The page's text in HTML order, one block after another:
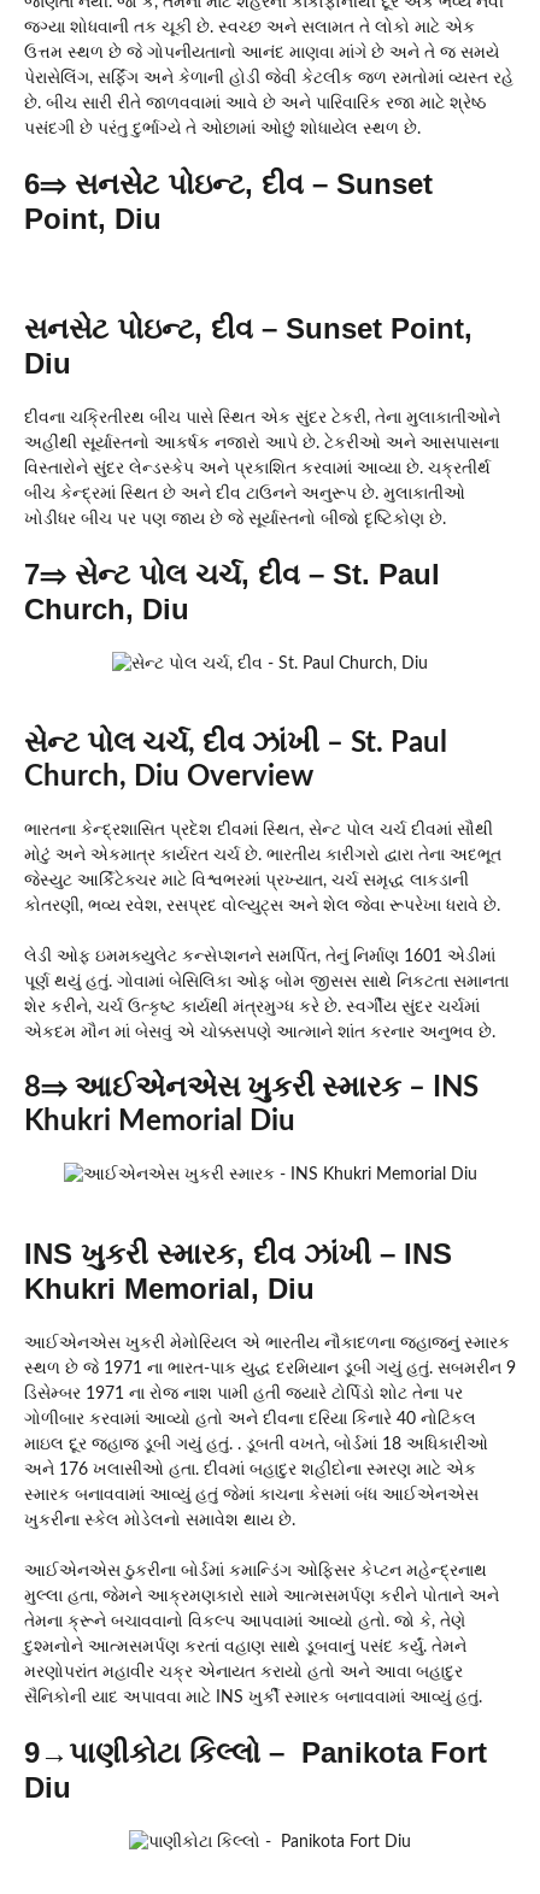
જગ્યા શોધવાની તક ચૂકી છે. સ્વચ્છ અને સલામત તે લોકો માટે એક
ઉત્તમ સ્થળ છે જે ગોપનીયતાનો આનંદ માણવા માંગે છે અને તે જ સમયે
પેરાસેલિંગ, સર્ફિંગ અને કેળાની હોડી જેવી કેટલીક જળ રમતોમાં વ્યસ્ત રહે
છે. બીચ સારી રીતે જાળવવામાં આવે છે અને પારિવારિક રજા માટે શ્રેષ્ઠ
પસંદગી છે પરંતુ દુર્ભાગ્યે તે ઓછામાં ઓછું શોધાયેલ સ્થળ છે.
6⇒ સનસેટ પોઇન્ટ, દીવ – Sunset
Point, Diu
સનસેટ પોઇન્ટ, દીવ – Sunset Point,
Diu
દીવના ચક્રિતીરથ બીચ પાસે સ્થિત એક સુંદર ટેકરી, તેના મુલાકાતીઓને
અહીંથી સૂર્યાસ્તનો આકર્ષક નજારો આપે છે. ટેકરીઓ અને આસપાસના
વિસ્તારોને સુંદર લેન્ડસ્કેપ અને પ્રકાશિત કરવામાં આવ્યા છે. ચક્રતીર્થ
બીચ કેન્દ્રમાં સ્થિત છે અને દીવ ટાઉનને અનુરૂપ છે. મુલાકાતીઓ
ખોડીધર બીચ પર પણ જાય છે જે સૂર્યાસ્તનો બીજો દૃષ્ટિકોણ છે.
7⇒ સેન્ટ પોલ ચર્ચ, દીવ – St. Paul
Church, Diu
સેન્ટ પોલ ચર્ચ, દીવ ઝાંખી – St. Paul
Church, Diu Overview
ભારતના કેન્દ્રશાસિત પ્રદેશ દીવમાં સ્થિત, સેન્ટ પોલ ચર્ચ દીવમાં સૌથી
મોટું અને એકમાત્ર કાર્યરત ચર્ચ છે. ભારતીય કારીગરો દ્વારા તેના અદભૂત
જેસ્યુટ આર્કિટેક્ચર માટે વિશ્વભરમાં પ્રખ્યાત, ચર્ચ સમૃદ્ધ લાકડાની
કોતરણી, ભવ્ય રવેશ, રસપ્રદ વોલ્યુટ્સ અને શેલ જેવા રૂપરેખા ધરાવે છે.
લેડી ઓફ ઇમમક્યુલેટ કન્સેપ્શનને સમર્પિત, તેનું નિર્માણ 1601 એડીમાં
પૂર્ણ થયું હતું. ગોવામાં બેસિલિકા ઓફ બોમ જીસસ સાથે નિકટતા સમાનતા
શેર કરીને, ચર્ચ ઉત્કૃષ્ટ કાર્યથી મંત્રમુગ્ધ કરે છે. સ્વર્ગીય સુંદર ચર્ચમાં
એકદમ મૌન માં બેસવું એ ચોક્કસપણે આત્માને શાંત કરનાર અનુભવ છે.
8⇒ આઈએનએસ ખુકરી સ્મારક – INS
Khukri Memorial Diu
INS ખુકરી સ્મારક, દીવ ઝાંખી – INS
Khukri Memorial, Diu
આઈએનએસ ખુકરી મેમોરિયલ એ ભારતીય નૌકાદળના જહાજનું સ્મારક
સ્થળ છે જે 1971 ના ભારત-પાક યુદ્ધ દરમિયાન ડૂબી ગયું હતું. સબમરીન 9
ડિસેમ્બર 1971 ના રોજ નાશ પામી હતી જ્યારે ટોર્પિડો શોટ તેના પર
ગોળીબાર કરવામાં આવ્યો હતો અને દીવના દરિયા કિનારે 40 નોટિકલ
માઇલ દૂર જહાજ ડૂબી ગયું હતું. . ડૂબતી વખતે, બોર્ડમાં 18 અધિકારીઓ
અને 176 ખલાસીઓ હતા. દીવમાં બહાદુર શહીદોના સ્મરણ માટે એક
સ્મારક બનાવવામાં આવ્યું હતું જેમાં કાચના કેસમાં બંધ આઈએનએસ
ખુકરીના સ્કેલ મોડેલનો સમાવેશ થાય છે.
આઈએનએસ ઠુકરીના બોર્ડમાં કમાન્ડિંગ ઓફિસર કેપ્ટન મહેન્દ્રનાથ
મુલ્લા હતા, જેમને આક્રમણકારો સામે આત્મસમર્પણ કરીને પોતાને અને
તેમના ક્રૂને બચાવવાનો વિકલ્પ આપવામાં આવ્યો હતો. જો કે, તેણે
દુશ્મનોને આત્મસમર્પણ કરતાં વહાણ સાથે ડૂબવાનું પસંદ કર્યું. તેમને
મરણોપરાંત મહાવીર ચક્ર એનાયત કરાયો હતો અને આવા બહાદુર
સૈનિકોની યાદ અપાવવા માટે INS ખુર્કી સ્મારક બનાવવામાં આવ્યું હતું.
9→પાણીકોટા કિલ્લો – Panikota Fort
Diu